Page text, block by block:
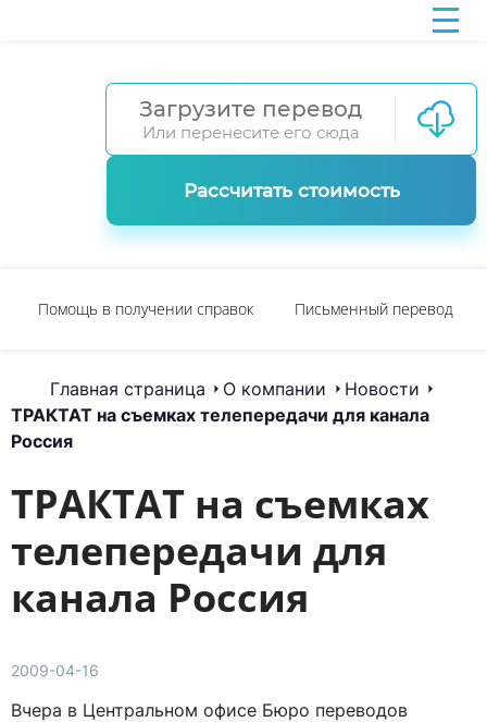
Загрузите перевод
Или перенесите его сюда
Рассчитать стоимость
Помощь в получении справок Письменный перевод
Главная страница О компании
Новости
ТРАКТАТ на съемках телепередачи для канала
Россия
ТРАКТАТ на съемках
телепередачи для
канала Россия
2009-04-16
Вчера в Центральном офисе Бюро переводов